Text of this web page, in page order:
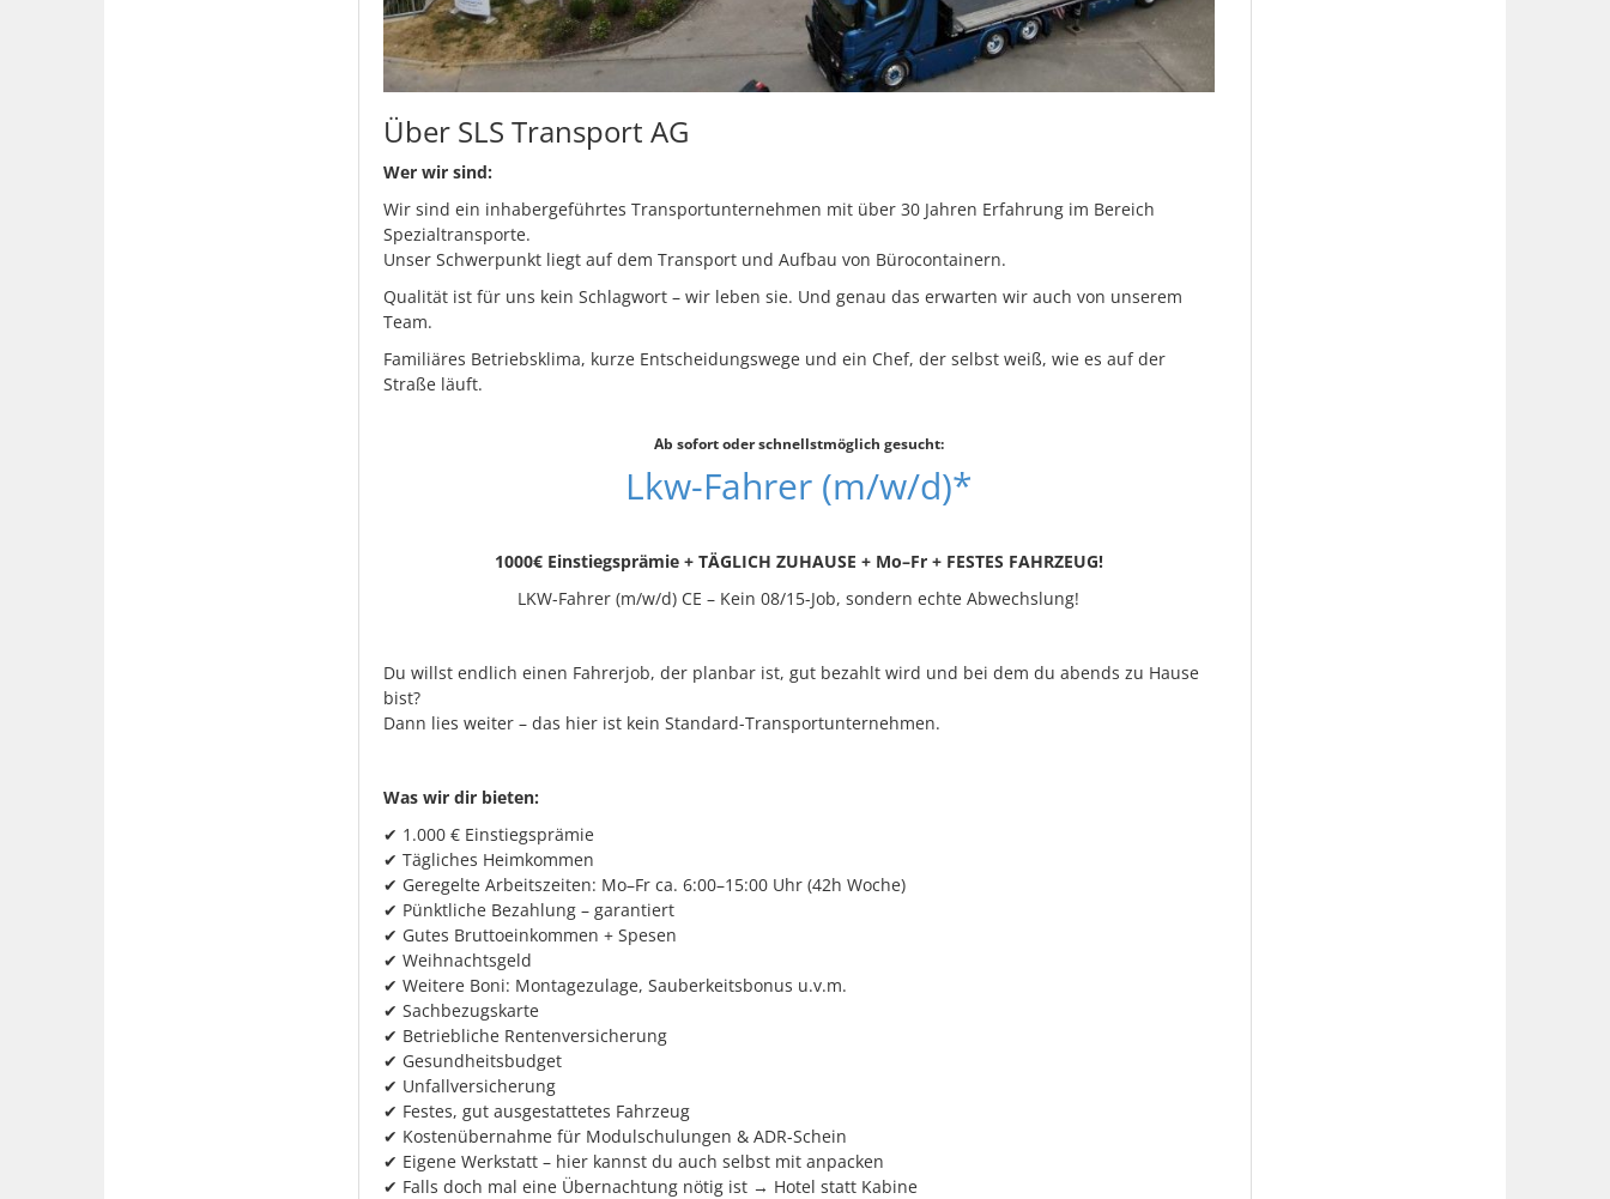
Über SLS Transport AG
Wer wir sind:
Wir sind ein inhabergeführtes Transportunternehmen mit über 30 Jahren Erfahrung im Bereich
Spezialtransporte.
Unser Schwerpunkt liegt auf dem Transport und Aufbau von Bürocontainern.
Qualität ist für uns kein Schlagwort – wir leben sie. Und genau das erwarten wir auch von unserem
Team.
Familiäres Betriebsklima, kurze Entscheidungswege und ein Chef, der selbst weiß, wie es auf der
Straße läuft.
Ab sofort oder schnellstmöglich gesucht:
Lkw-Fahrer (m/w/d)*
1000€ Einstiegsprämie + TÄGLICH ZUHAUSE + Mo–Fr + FESTES FAHRZEUG!
LKW-Fahrer (m/w/d) CE – Kein 08/15-Job, sondern echte Abwechslung!
Du willst endlich einen Fahrerjob, der planbar ist, gut bezahlt wird und bei dem du abends zu Hause
bist?
Dann lies weiter – das hier ist kein Standard-Transportunternehmen.
Was wir dir bieten:
✔ 1.000 € Einstiegsprämie
✔ Tägliches Heimkommen
✔ Geregelte Arbeitszeiten: Mo–Fr ca. 6:00–15:00 Uhr (42h Woche)
✔ Pünktliche Bezahlung – garantiert
✔ Gutes Bruttoeinkommen + Spesen
✔ Weihnachtsgeld
✔ Weitere Boni: Montagezulage, Sauberkeitsbonus u.v.m.
✔ Sachbezugskarte
✔ Betriebliche Rentenversicherung
✔ Gesundheitsbudget
✔ Unfallversicherung
✔ Festes, gut ausgestattetes Fahrzeug
✔ Kostenübernahme für Modulschulungen & ADR-Schein
✔ Eigene Werkstatt – hier kannst du auch selbst mit anpacken
✔ Falls doch mal eine Übernachtung nötig ist → Hotel statt Kabine